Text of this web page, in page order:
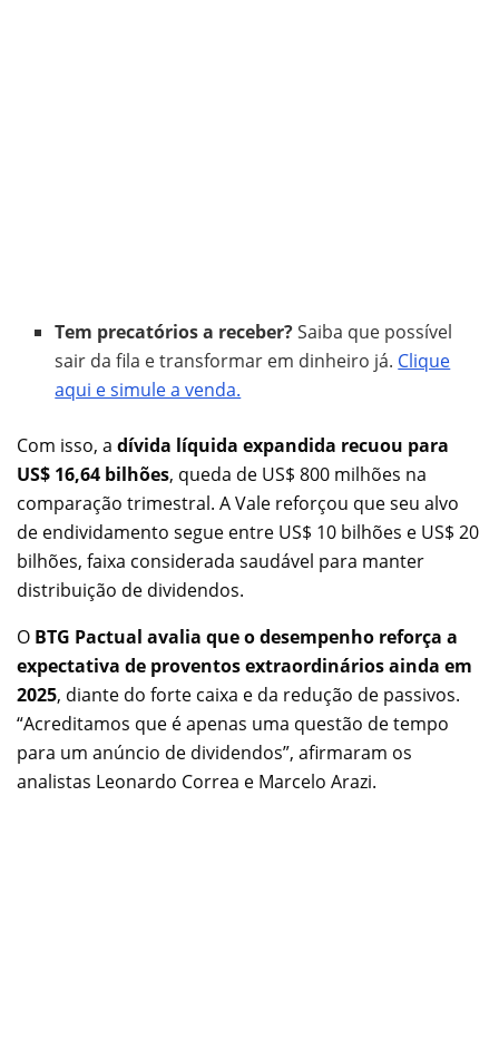
Tem precatórios a receber?Saiba que possível
sair da fila e transformar em dinheiro já. Clique
aqui e simule a venda.
Com isso, a dívida líquida expandida recuou para
US$ 16,64 bilhões, queda de US$ 800 milhões na
comparação trimestral. A Vale reforçou que seu alvo
de endividamento segue entre US$ 10 bilhões e US$ 20
bilhões, faixa considerada saudável para manter
distribuição de dividendos.
O BTG Pactual avalia que o desempenho reforça a
expectativa de proventos extraordinários ainda em
2025, diante do forte caixa e da redução de passivos.
“Acreditamos que é apenas uma questão de tempo
para um anúncio de dividendos”, afirmaram os
analistas Leonardo Correa e Marcelo Arazi.